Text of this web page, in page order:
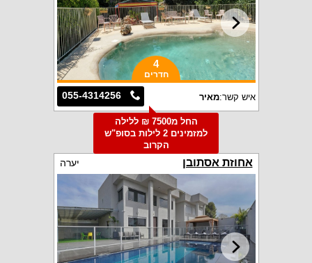
4
חדרים
055-4314256 איש קשר:מאיר
החל מ7500 ₪ ללילה
למזמינים 2 לילות בסופ"ש
הקרוב
אחוזת אסתובן יערה